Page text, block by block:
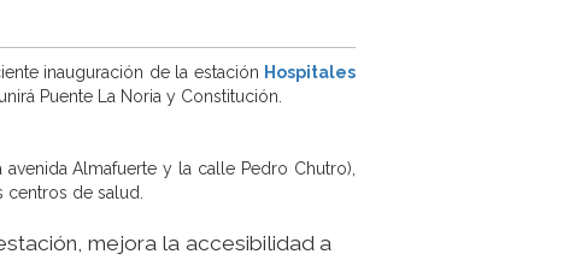
inauguración de la estación Hospitales
Puente La Noria y Constitución.
Almafuerte y la calle Pedro Chutro),
de salud.
mejora la accesibilidad a